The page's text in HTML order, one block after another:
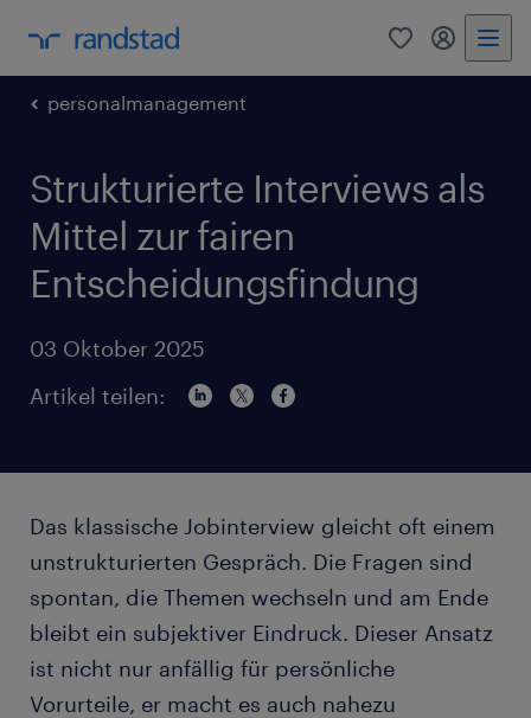
0 Mein
personalmanagement
Strukturierte Interviews als
Mittel zur fairen
Entscheidungsfindung
03 Oktober 2025
Artikel teilen:
Das klassische Jobinterview gleicht oft einem
unstrukturierten Gespräch. Die Fragen sind
spontan, die Themen wechseln und am Ende
bleibt ein subjektiver Eindruck. Dieser Ansatz
ist nicht nur anfällig für persönliche
Vorurteile, er macht es auch nahezu